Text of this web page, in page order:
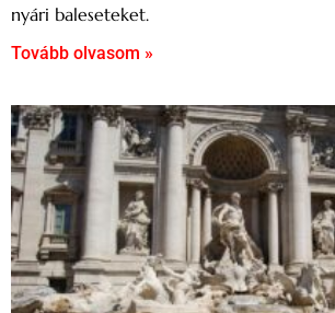
nyári baleseteket.
Tovább olvasom »